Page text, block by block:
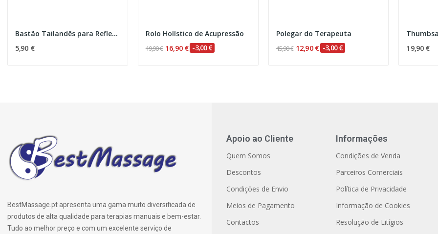
Bastão Tailandês para Reflexologia
5,90 €
Rolo Holístico de Acupressão
19,90 € 16,90 € -3,00 €
Polegar do Terapeuta
15,90 € 12,90 € -3,00 € 19,90 €
BestMassage.pt apresenta uma gama muito diversificada de
produtos de alta qualidade para terapias manuais e bem-estar.
Tudo ao melhor preço e com um excelente serviço de
Apoio ao Cliente
Quem Somos
Descontos
Condições de Envio
Meios de Pagamento
Contactos
Informações
Condições de Venda
Parceiros Comerciais
Política de Privacidade
Informação de Cookies
Resolução de Litígios